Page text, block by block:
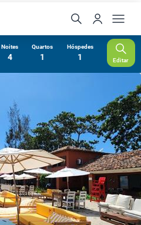
Noites
4
Quartos
1
Hóspedes
1 Editar